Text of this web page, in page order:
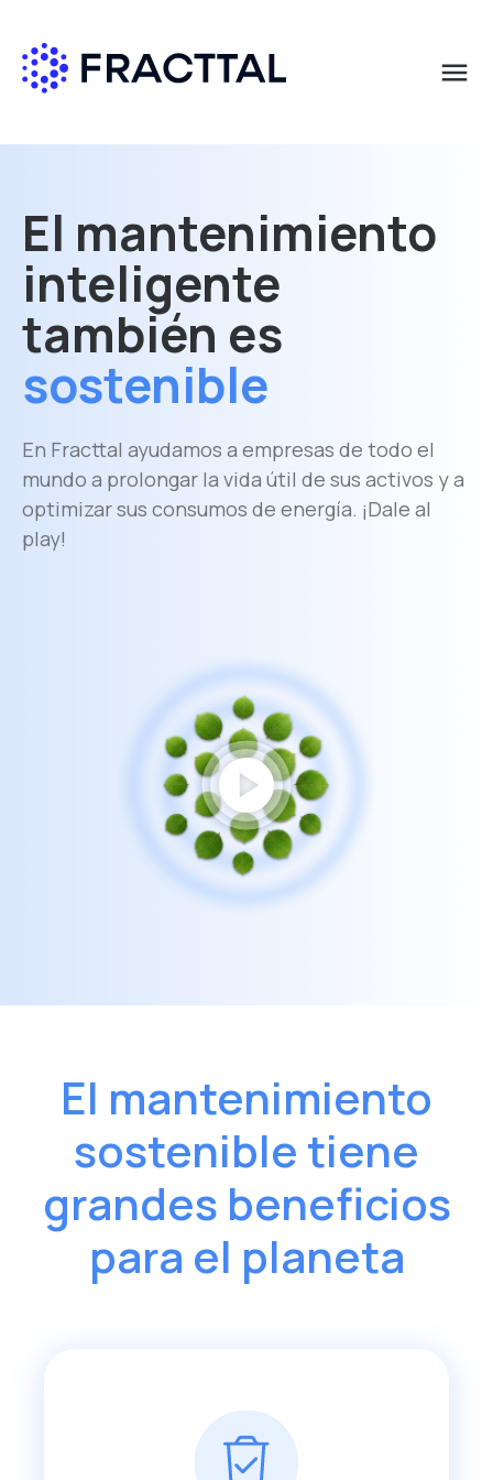
menu
El mantenimiento
inteligente
también es
sostenible
En Fracttal ayudamos a empresas de todo el
mundo a prolongar la vida útil de sus activos y a
optimizar sus consumos de energía. ¡Dale al
play!
play_circle
El mantenimiento
sostenible tiene
grandes beneficios
para el planeta
mantenimiento contribuyen a
aplicar mantenimientos